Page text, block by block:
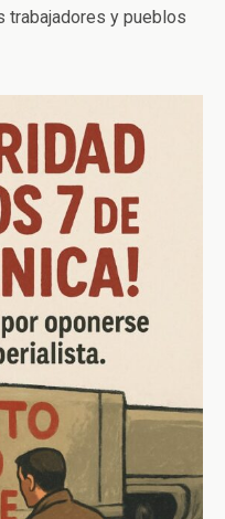
trabajadores y pueblos